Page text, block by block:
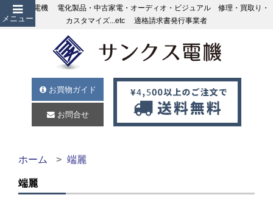
メニュー
サンクス電機 電化製品・中古家電・オーディオ・ビジュアル 修理・買取り・
カスタマイズ...etc 適格請求書発行事業者
お買物ガイド
お問合せ
ホーム 端麗
端麗